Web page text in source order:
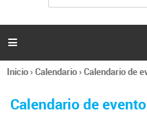
l
s

Se
usted
Inicio›Calendario›Calendario de
Calendario de